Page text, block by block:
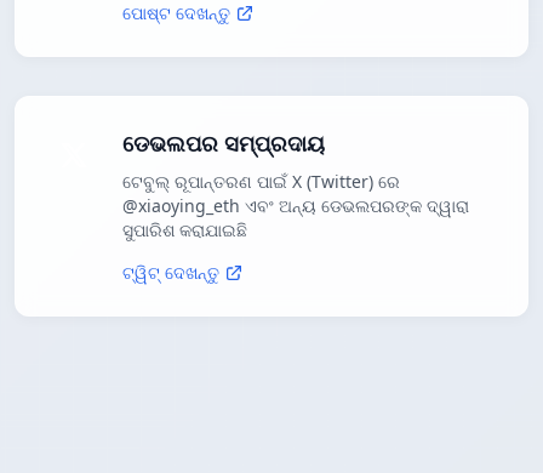
ପୋଷ୍ଟ ଦେଖନ୍ତୁ
ଡେଭଲପର ସମ୍ପ୍ରଦାୟ
ଟେବୁଲ୍ ରୂପାନ୍ତରଣ ପାଇଁ X (Twitter) ରେ
@xiaoying_eth ଏବଂ ଅନ୍ୟ ଡେଭଲପରଙ୍କ ଦ୍ୱାରା
ସୁପାରିଶ କରାଯାଇଛି
ଟ୍ୱିଟ୍ ଦେଖନ୍ତୁ